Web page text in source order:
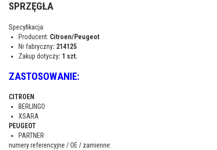
SPRZĘGŁA
Specyfikacja:
Producent: Citroen/Peugeot
Nr fabryczny: 214125
Zakup dotyczy: 1 szt.
ZASTOSOWANIE:
CITROEN
BERLINGO
XSARA
PEUGEOT
PARTNER
numery referencyjne / OE / zamienne: